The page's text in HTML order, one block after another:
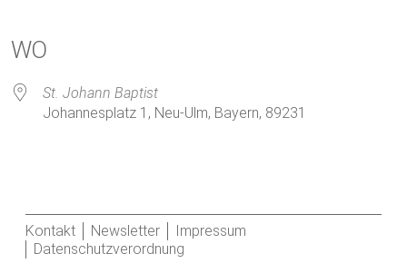
WO
St. Johann Baptist
Johannesplatz 1, Neu-Ulm, Bayern, 89231
Kontakt Newsletter
Impressum
Datenschutzverordnung